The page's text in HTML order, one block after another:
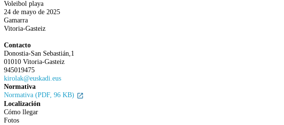
Voleibol playa
24 de mayo de 2025
Gamarra
Vitoria-Gasteiz
Contacto
Donostia-San Sebastián,1
01010 Vitoria-Gasteiz
945019475
kirolak@euskadi.eus
Normativa
Normativa (PDF, 96 KB)
Localización
Cómo llegar
Fotos